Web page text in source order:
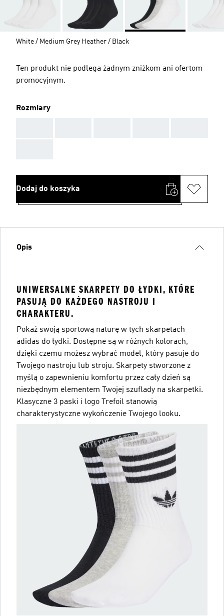
White / Medium Grey Heather / Black
Ten produkt nie podlega żadnym zniżkom ani ofertom
promocyjnym.
Rozmiary
Dodaj do koszyka
Opis
UNIWERSALNE SKARPETY DO ŁYDKI, KTÓRE
PASUJĄ DO KAŻDEGO NASTROJU I
CHARAKTERU.
Pokaż swoją sportową naturę w tych skarpetach
adidas do łydki. Dostępne są w różnych kolorach,
dzięki czemu możesz wybrać model, który pasuje do
Twojego nastroju lub stroju. Skarpety stworzone z
myślą o zapewnieniu komfortu przez cały dzień są
niezbędnym elementem Twojej szuflady na skarpetki.
Klasyczne 3 paski i logo Trefoil stanowią
charakterystyczne wykończenie Twojego looku.